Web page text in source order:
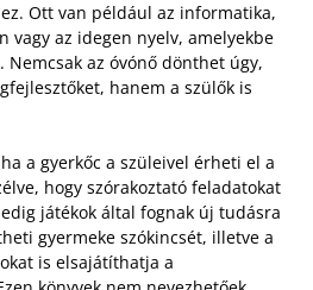
Ott van például az informatika,
vagy az idegen nyelv, amelyekbe
az óvónő dönthet úgy,
hanem a szülők is
a gyerkőc a szüleivel érheti el a
hogy szórakoztató feladatokat
játékok által fognak új tudásra
gyermeke szókincsét, illetve a
is elsajátíthatja a